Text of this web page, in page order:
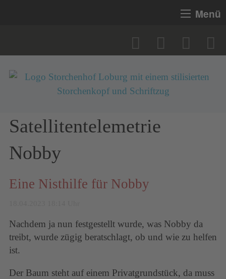
Menü
Satellitentelemetrie
Nobby
Eine Nisthilfe für Nobby
Nachdem ja nun festgestellt wurde, was Nobby da
treibt, wurde zügig beratschlagt, ob und wie zu helfen
ist.
Der Baum steht auf einem Privatgrundstück, da muss